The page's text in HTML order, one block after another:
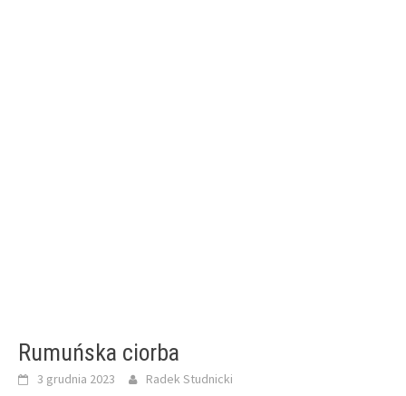
Rumuńska ciorba
3 grudnia 2023 Radek Studnicki